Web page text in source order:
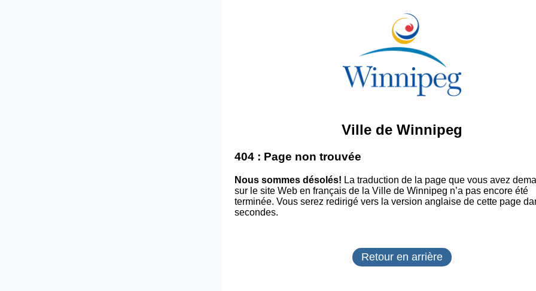
Ville de Winnipeg
404 : Page non trouvée
Nous sommes désolés! La traduction de la page que vous avez
sur le site Web en français de la Ville de Winnipeg n’a pas encore été
terminée. Vous serez redirigé vers la version anglaise de cette page
secondes.
Retour en arrière